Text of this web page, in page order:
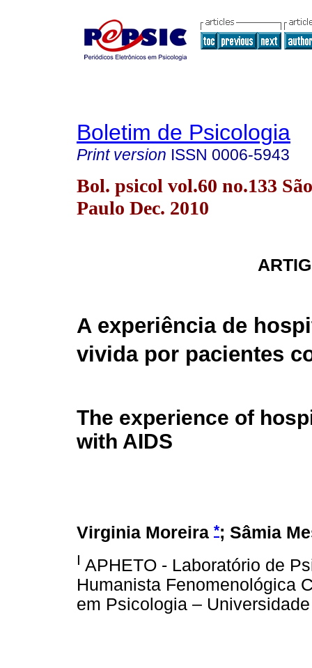
Boletim de Psicologia
Print version ISSN 0006-5943
Bol. psicol vol.60 no.133 São
Paulo Dec. 2010
A experiência de
vivida por pacientes
The experience of
with AIDS
Virginia Moreira *; Sâmia
I APHETO - Laboratório de
Humanista Fenomenológica
em Psicologia –